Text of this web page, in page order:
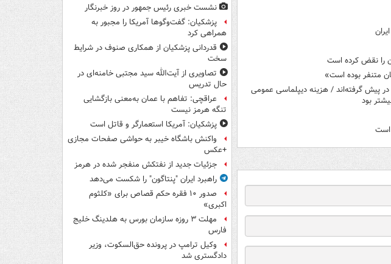
را نقض کرده است
متنفر بوده است»
پیش گرفته‌اند / هزینه دیپلماسی عمومی
بود
است
نشست خبری رئیس جمهور در روز خبرنگار
پزشکیان: گفت‌وگوها آمریکا را مجبور به
همراهی کرد
قدردانی پزشکیان از همکاری صنوف در شرایط
سخت
تصاویری از آیت‌الله سید مجتبی خامنه‌ای در
حال تدریس
عراقچی: تفاهم با عمان به‌معنی بازگشایی
تنگه هرمز نیست
پزشکیان: آمریکا استعمارگر و قاتل است
واکنش باشگاه خیبر به حواشی صفحات مجازی
+عکس
جزئیات جدید از نفتکش منفجر شده در هرمز
راهبرد ایران "پنتاگون" را شکست می‌دهد
صدور ۱۰ فقره حکم قصاص برای «کلثوم
اکبری»
مهلت ۳ روزه سازمان بورس به هلدینگ خلیج
فارس
وکیل ترامپ در پرونده حق‌السکوت، وزیر
دادگستری شد